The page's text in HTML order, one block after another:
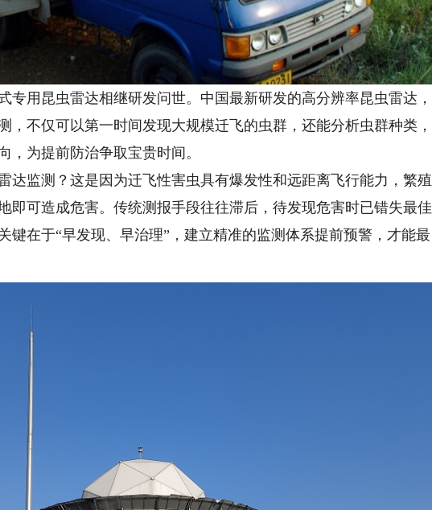
用昆虫雷达相继研发问世。中国最新研发的高分辨率昆虫雷达，
，不仅可以第一时间发现大规模迁飞的虫群，还能分析虫群种类，
，为提前防治争取宝贵时间。
监测？这是因为迁飞性害虫具有爆发性和远距离飞行能力，繁殖
即可造成危害。传统测报手段往往滞后，待发现危害时已错失最佳
键在于“早发现、早治理”，建立精准的监测体系提前预警，才能最